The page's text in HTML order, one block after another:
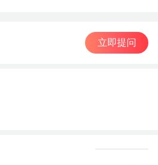
立即提问